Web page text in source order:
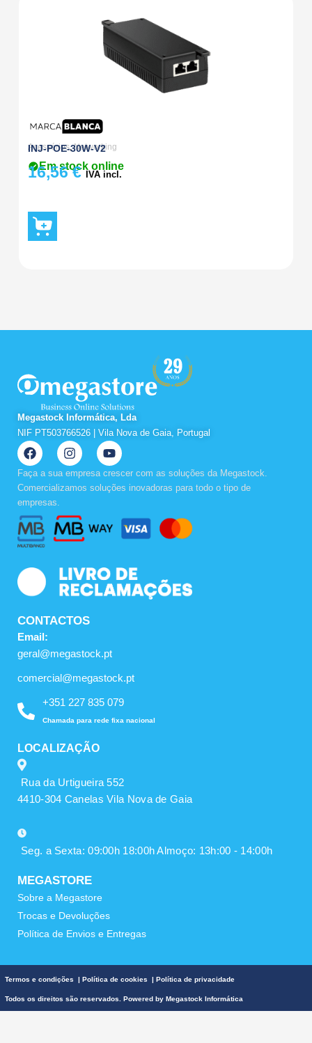
Acessórios,Networking
INJ-POE-30W-V2
Em stock online
16,56€ IVA incl.
Megastock Informática, Lda
NIF PT503766526 | Vila Nova de Gaia, Portugal
F
a
c
e
o
o
k
I
n
s
t
r
a
m
Y
o
u
t
u
e
Faça a sua empresa crescer com as soluções da Megastock.
Comercializamos soluções inovadoras para todo o tipo de
empresas.
CONTACTOS
Email:
geral@megastock.pt
comercial@megastock.pt
+351 227 835 079
Chamada para rede fixa nacional
LOCALIZAÇÃO
Rua da Urtigueira 552
4410-304 Canelas Vila Nova de Gaia
Seg. a Sexta: 09:00h 18:00h Almoço: 13h:00 - 14:00h
MEGASTORE
Sobre a Megastore
Trocas e Devoluções
Política de Envios e Entregas
Termos e condições | Política de cookies | Política de privacidade
Todos os direitos são reservados. Powered by Megastock Informática